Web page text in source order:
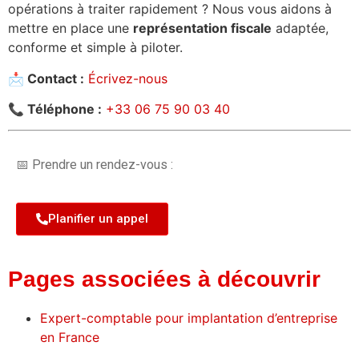
opérations à traiter rapidement ? Nous vous aidons à
mettre en place une représentation fiscale adaptée,
conforme et simple à piloter.
📩 Contact : Écrivez-nous
📞 Téléphone : +33 06 75 90 03 40
📅 Prendre un rendez-vous :
Planifier un appel
Pages associées à découvrir
Expert-comptable pour implantation d’entreprise
en France